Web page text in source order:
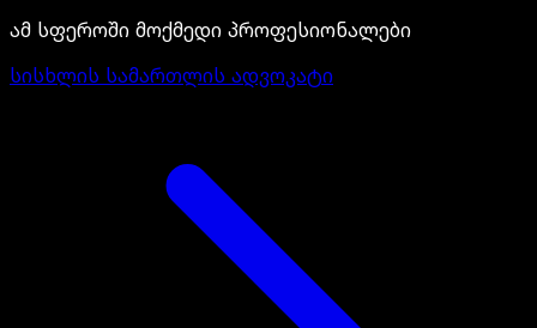
ამ სფეროში მოქმედი პროფესიონალები
სისხლის სამართლის ადვოკატი